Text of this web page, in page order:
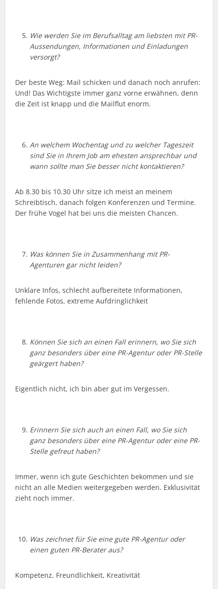
Wie werden Sie im Berufsalltag am liebsten mit PR-
Aussendungen, Informationen und Einladungen
versorgt?
Der beste Weg: Mail schicken und danach noch anrufen:
Und! Das Wichtigste immer ganz vorne erwähnen, denn
die Zeit ist knapp und die Mailflut enorm.
An welchem Wochentag und zu welcher Tageszeit
sind Sie in Ihrem Job am ehesten ansprechbar und
wann sollte man Sie besser nicht kontaktieren?
Ab 8.30 bis 10.30 Uhr sitze ich meist an meinem
Schreibtisch, danach folgen Konferenzen und Termine.
Der frühe Vogel hat bei uns die meisten Chancen.
Was können Sie in Zusammenhang mit PR-
Agenturen gar nicht leiden?
Unklare Infos, schlecht aufbereitete Informationen,
fehlende Fotos, extreme Aufdringlichkeit
Können Sie sich an einen Fall erinnern, wo Sie sich
ganz besonders über eine PR-Agentur oder PR-Stelle
geärgert haben?
Eigentlich nicht, ich bin aber gut im Vergessen.
Erinnern Sie sich auch an einen Fall, wo Sie sich
ganz besonders über eine PR-Agentur oder eine PR-
Stelle gefreut haben?
Immer, wenn ich gute Geschichten bekommen und sie
nicht an alle Medien weitergegeben werden. Exklusivität
zieht noch immer.
Was zeichnet für Sie eine gute PR-Agentur oder
einen guten PR-Berater aus?
Kompetenz, Freundlichkeit, Kreativität